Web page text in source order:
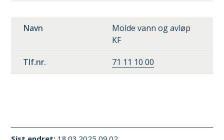
Molde vann og avløp
KF
71 11 10 00